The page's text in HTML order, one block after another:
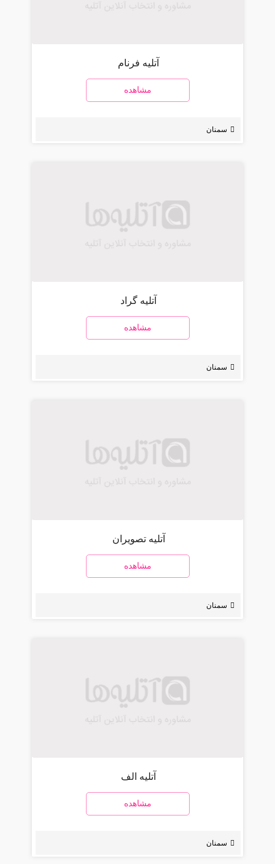
آتلیه فرنام
مشاهده
سمنان
آتلیه گراد
مشاهده
سمنان
آتلیه تصویران
مشاهده
سمنان
آتلیه الف
مشاهده
سمنان